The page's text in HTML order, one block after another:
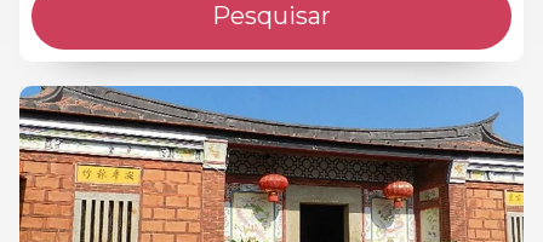
Pesquisar